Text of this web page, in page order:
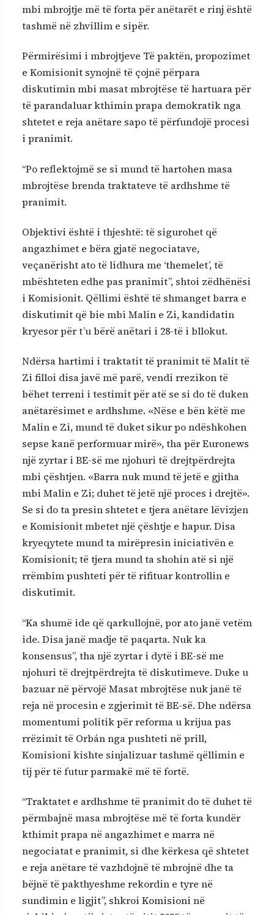
mbi mbrojtje më të forta për anëtarët e rinj është
tashmë në zhvillim e sipër.
Përmirësimi i mbrojtjeve Të paktën, propozimet
e Komisionit synojnë të çojnë përpara
diskutimin mbi masat mbrojtëse të hartuara për
të parandaluar kthimin prapa demokratik nga
shtetet e reja anëtare sapo të përfundojë procesi
i pranimit.
“Po reflektojmë se si mund të hartohen masa
mbrojtëse brenda traktateve të ardhshme të
pranimit.
Objektivi është i thjeshtë: të sigurohet që
angazhimet e bëra gjatë negociatave,
veçanërisht ato të lidhura me ‘themelet’, të
mbështeten edhe pas pranimit”, shtoi zëdhënësi
i Komisionit. Qëllimi është të shmanget barra e
diskutimit që bie mbi Malin e Zi, kandidatin
kryesor për t’u bërë anëtari i 28-të i bllokut.
Ndërsa hartimi i traktatit të pranimit të Malit të
Zi filloi disa javë më parë, vendi rrezikon të
bëhet terreni i testimit për atë se si do të duken
anëtarësimet e ardhshme. «Nëse e bën këtë me
Malin e Zi, mund të duket sikur po ndëshkohen
sepse kanë performuar mirë», tha për Euronews
një zyrtar i BE-së me njohuri të drejtpërdrejta
mbi çështjen. «Barra nuk mund të jetë e gjitha
mbi Malin e Zi; duhet të jetë një proces i drejtë».
Se si do ta presin shtetet e tjera anëtare lëvizjen
e Komisionit mbetet një çështje e hapur. Disa
kryeqytete mund ta mirëpresin iniciativën e
Komisionit; të tjera mund ta shohin atë si një
rrëmbim pushteti për të rifituar kontrollin e
diskutimit.
“Ka shumë ide që qarkullojnë, por ato janë vetëm
ide. Disa janë madje të paqarta. Nuk ka
konsensus”, tha një zyrtar i dytë i BE-së me
njohuri të drejtpërdrejta të diskutimeve. Duke u
bazuar në përvojë Masat mbrojtëse nuk janë të
reja në procesin e zgjerimit të BE-së. Dhe ndërsa
momentumi politik për reforma u krijua pas
rrëzimit të Orbán nga pushteti në prill,
Komisioni kishte sinjalizuar tashmë qëllimin e
tij për të futur parmakë më të fortë.
“Traktatet e ardhshme të pranimit do të duhet të
përmbajnë masa mbrojtëse më të forta kundër
kthimit prapa në angazhimet e marra në
negociatat e pranimit, si dhe kërkesa që shtetet
e reja anëtare të vazhdojnë të mbrojnë dhe ta
bëjnë të pakthyeshme rekordin e tyre në
sundimin e ligjit”, shkroi Komisioni në